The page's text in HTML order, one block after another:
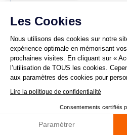
D14454
GOUTTE D'EAU -
magnetique ambre avec
AJOUTER
Comparer
Les Cookies
Nous utilisons des cookies sur notre
expérience optimale en mémorisant
prochaines visites. En cliquant sur «
l’utilisation de TOUS les cookies.
aux paramètres des cookies pour
Lire la politique de confidentialité
Consentements certifiés
Paramétrer